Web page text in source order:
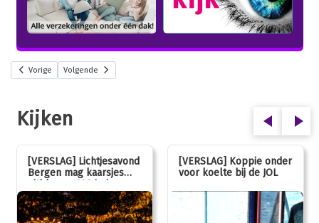
Vorige Volgende
Kijken
[VERSLAG] Lichtjesavond
Bergen mag kaarsjes
uitblazen: 100 jarig
jubileum!
[VERSLAG] Koppie onder
voor koelte bij de JOL